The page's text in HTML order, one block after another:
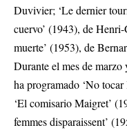
Duvivier; ‘Le dernier
cuervo’ (1943), de
muerte’ (1953), de
Durante el mes de
ha programado ‘No
‘El comisario Maigret’
femmes disparaissent’